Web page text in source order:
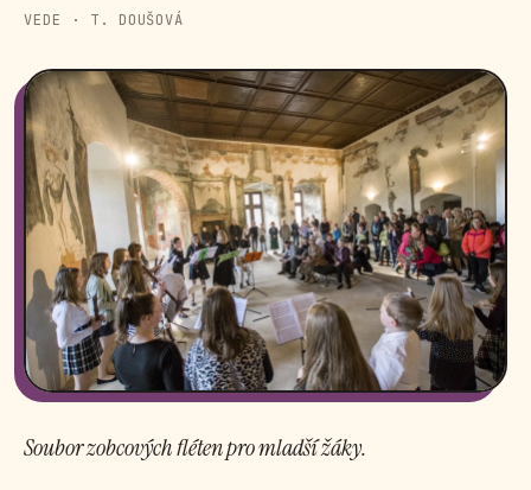
VEDE · T. DOUŠOVÁ
Soubor zobcových fléten pro mladší žáky.